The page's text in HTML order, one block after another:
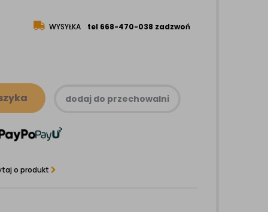
WYSYŁKA tel 668-470-038 zadzwoń
dodaj do przechowalni
o produkt